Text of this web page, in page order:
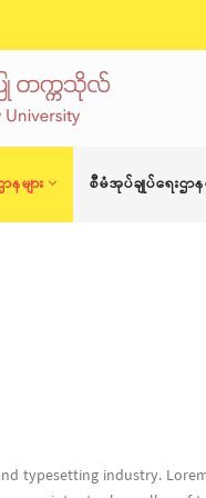
နများ စီမံအုပ်ချုပ်ရေးဌာန
typesetting industry.